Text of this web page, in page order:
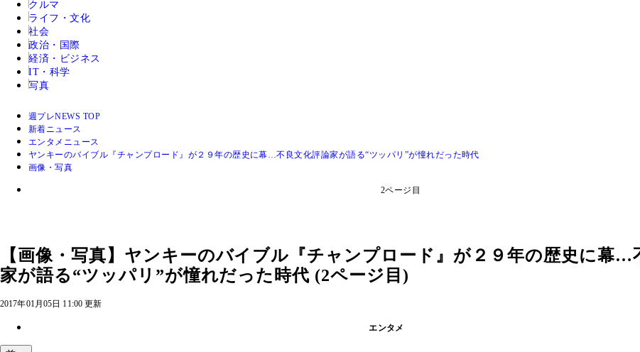
クルマ
ライフ・文化
社会
政治・国際
経済・ビジネス
IT・科学
写真
週プレNEWS TOP
新着ニュース
エンタメニュース
ヤンキーのバイブル『チャンプロード』が２９年の歴史に幕…不良文化評論家が語る“ツッパリ”が憧れだった時代
画像・写真
2ページ目
【画像・写真】ヤンキーのバイブル『チャンプロード』が２９年の歴史に幕…
家が語る“ツッパリ”が憧れだった時代 (2ページ目)
2017年01月05日 11:00 更新
エンタメ